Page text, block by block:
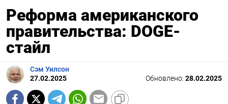
Реформа американского
правительства: DOGE-
стайл
Сэм Уилсон
27.02.2025
Обновлено: 28.02.2025